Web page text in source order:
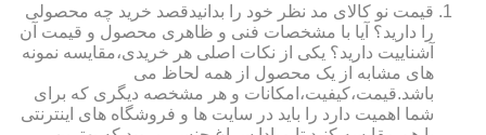
قیمت نو کالای مد نظر خود را بدانیدقصد خرید چه محصولی
را دارید؟ آیا با مشخصات فنی و ظاهری محصول و قیمت آن
آشناییت دارید؟ یکی از نکات اصلی هر خریدی،مقایسه نمونه
های مشابه از یک محصول از همه لحاظ می
باشد.قیمت،کیفیت،امکانات و هر مشخصه دیگری که برای
شما اهمیت دارد را باید در سایت ها و فروشگاه های اینترنتی